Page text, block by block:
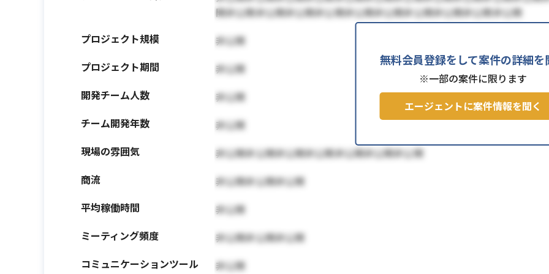
無料会員登録をして案件の詳細を
※一部の案件に限ります
エージェントに案件情報を聞く
開非公開非公開非公開非公開非公開非公開非公開非公開非公開非公開
プロジェクト規模
非公開
プロジェクト期間
非公開
開発チーム人数
非公開
チーム開発年数
非公開
現場の雰囲気
非公開非公開非公開非公開非公開非公開非公開
商流
非公開非公開非公開
平均稼働時間
非公開
ミーティング頻度
非公開非公開非公開
コミュニケーションツール
非公開